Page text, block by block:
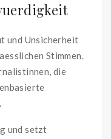
und Unsicherheit
Stimmen.
die
und setzt